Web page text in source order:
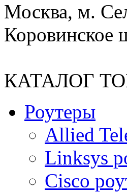
Москва, м.
Коровинское
КАТАЛОГ
Роутеры
Allied
Linksys
Cisco